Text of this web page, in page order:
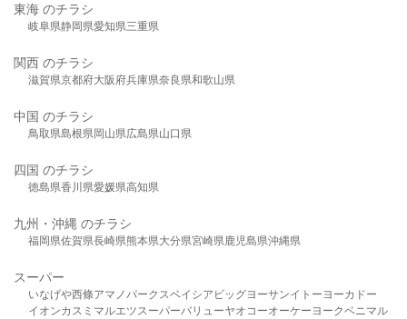
東海 のチラシ
岐阜県静岡県愛知県三重県
関西 のチラシ
滋賀県京都府大阪府兵庫県奈良県和歌山県
中国 のチラシ
鳥取県島根県岡山県広島県山口県
四国 のチラシ
徳島県香川県愛媛県高知県
九州・沖縄 のチラシ
福岡県佐賀県長崎県熊本県大分県宮崎県鹿児島県沖縄県
スーパー
いなげや西條アマノパークスベイシア ビッグヨーサンイトーヨーカドー
イオンカスミ マルエツスーパーバリューヤオコーオーケー ヨークベニマル